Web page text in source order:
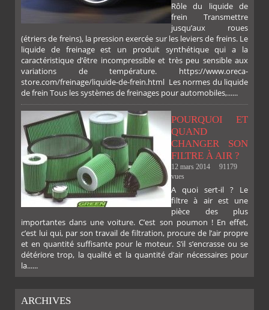
Rôle du liquide de
frein Transmettre
jusqu’aux roues
(étriers de freins), la pression exercée sur les leviers de freins. Le
liquide de freinage est un produit synthétique qui a la
caractéristique d’être incompressible et très peu sensible aux
variations de température. https://www.oreca-
store.com/freinage/liquide-de-frein.html Les normes du liquide
de frein Tous les systèmes de freinages pour automobiles,......
POURQUOI ET
QUAND
CHANGER SON
FILTRE À AIR ?
12 mars 2014
91179
vues
A quoi sert-il ? Le
filtre à air est une
pièce des plus
importantes dans une voiture. C’est son poumon ! En effet,
c’est lui qui, par son travail de filtration, procure de l’air propre
et en quantité suffisante pour le moteur. S’il s’encrasse ou se
détériore trop, la qualité et la quantité d’air nécessaires pour
la......
ARCHIVES